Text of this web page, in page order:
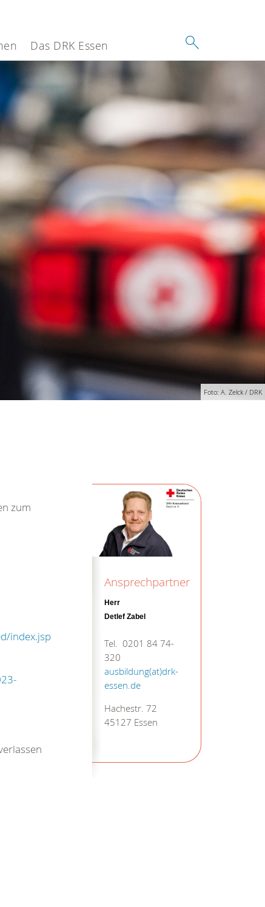
Das DRK Essen
Foto: A. Zelck / DRK
Ansprechpartner
Herr
Detlef Zabel
Tel. 0201 84 74-
320
ausbildung(at)drk-
essen.de
Hachestr. 72
45127 Essen
zum
index.jsp